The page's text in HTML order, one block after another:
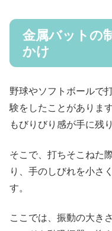
金属バットの
かけ
野球やソフトボールで
験をしたことがありま
もびりびり感が手に残
そこで、打ちそこねた
り、手のしびれを小さ
す。
ここでは、振動の大き